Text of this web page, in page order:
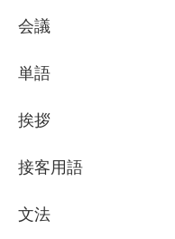
会議
単語
挨拶
接客用語
文法